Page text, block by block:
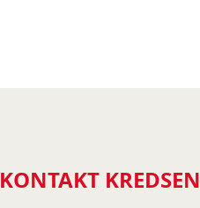
KONTAKT KREDSEN